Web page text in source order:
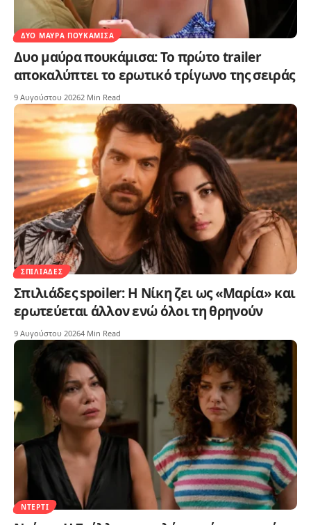
ΔΥΟ ΜΑΎΡΑ ΠΟΥΚΆΜΙΣΑ
Δυο μαύρα πουκάμισα: Το πρώτο trailer
αποκαλύπτει το ερωτικό τρίγωνο της σειράς
9 Αυγούστου 20262 Min Read
ΣΠΙΛΙΆΔΕΣ
Σπιλιάδες spoiler: Η Νίκη ζει ως «Μαρία» και
ερωτεύεται άλλον ενώ όλοι τη θρηνούν
9 Αυγούστου 20264 Min Read
ΝΤΈΡΤΙ